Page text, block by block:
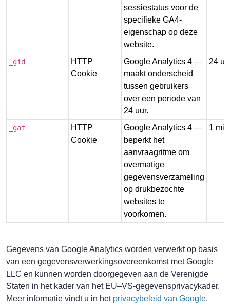
sessiestatus voor de
specifieke GA4-
eigenschap op deze
website.
_gid
HTTP
Cookie
Google Analytics 4 —
maakt onderscheid
tussen gebruikers
over een periode van
24 uur.
24
_gat
HTTP
Cookie
Google Analytics 4 —
beperkt het
aanvraagritme om
overmatige
gegevensverzameling
op drukbezochte
websites te
voorkomen.
1
Gegevens van Google Analytics worden verwerkt op basis
van een gegevensverwerkingsovereenkomst met Google
LLC en kunnen worden doorgegeven aan de Verenigde
Staten in het kader van het EU–VS-gegevensprivacykader.
Meer informatie vindt u in het privacybeleid van Google.